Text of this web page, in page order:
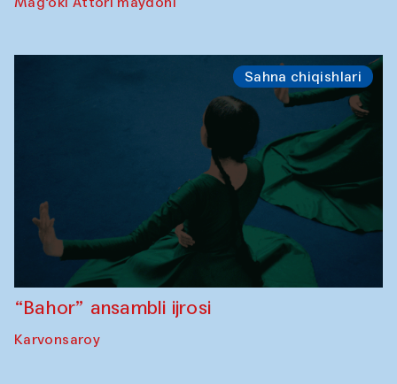
Sahna chiqishlari
“Bahor” ansambli ijrosi
Karvonsaroy